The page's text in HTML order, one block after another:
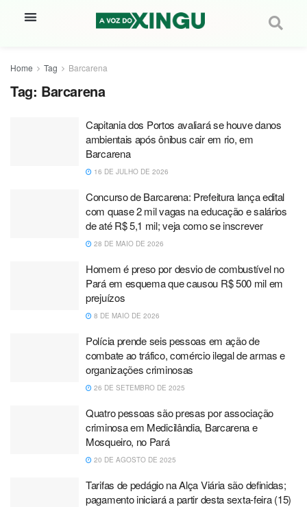
Home Tag Barcarena
Tag: Barcarena
Capitania dos Portos avaliará se houve danos
ambientais após ônibus cair em rio, em
Barcarena
16 DE JULHO DE 2026
Concurso de Barcarena: Prefeitura lança edital
com quase 2 mil vagas na educação e salários
de até R$ 5,1 mil; veja como se inscrever
28 DE MAIO DE 2026
Homem é preso por desvio de combustível no
Pará em esquema que causou R$ 500 mil em
prejuízos
8 DE MAIO DE 2026
Polícia prende seis pessoas em ação de
combate ao tráfico, comércio ilegal de armas e
organizações criminosas
26 DE SETEMBRO DE 2025
Quatro pessoas são presas por associação
criminosa em Medicilândia, Barcarena e
Mosqueiro, no Pará
20 DE AGOSTO DE 2025
Tarifas de pedágio na Alça Viária são definidas;
pagamento iniciará a partir desta sexta-feira (15)